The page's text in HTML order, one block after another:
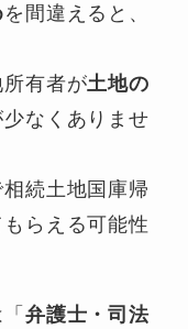
を間違えると、
有者が土地の
少なくありませ
続土地国庫帰
らえる可能性
「弁護士・司法